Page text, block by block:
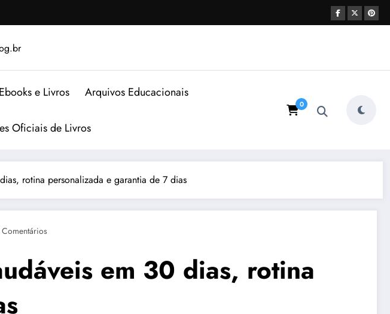
e Livros Arquivos Educacionais
Oficiais de Livros
0
rotina personalizada e garantia de 7 dias
em 30 dias, rotina